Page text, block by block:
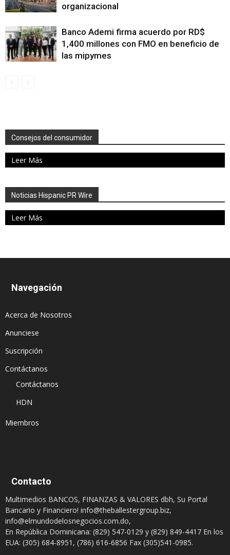
organizacional
Banco Ademi firma acuerdo por RD$
1,400 millones con FMO en beneficio de
las mipymes
Consejos del consumidor
Leer Más
Noticias Hispanic PR Wire
Leer Más
Navegación
Acerca de Nosotros
Anunciese
Suscripción
Contáctanos
Contáctanos
HDN
Miembros
Contacto
Multimedios BANCOS, FINANZAS & VALORES dbh, Su Portal
Bancario y Financiero! info@theballestergroup.biz,
info@elmundodelosnegocios.com.do,
En República Dominicana: (829) 547-0129 y (829) 849-4417 En los
EUA: (305) 684-8951, (786) 616-6856 Fax (305)541-0985.